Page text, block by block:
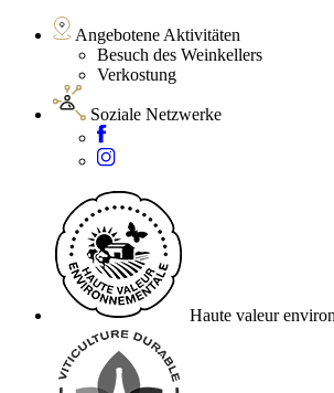
Angebotene Aktivitäten
Besuch des Weinkellers
Verkostung
Soziale Netzwerke
Haute valeur